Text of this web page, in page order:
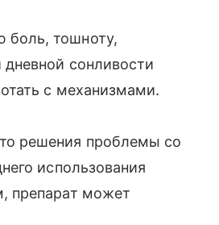
боль, тошноту,
сонливости
с механизмами.
решения проблемы со
использования
препарат может